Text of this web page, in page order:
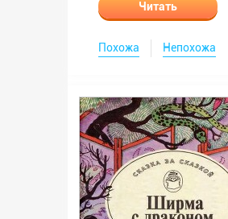
Читать
Похожа Непохожа